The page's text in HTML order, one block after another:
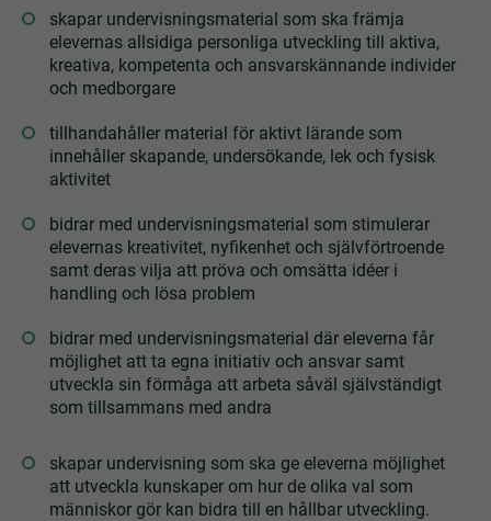
skapar undervisningsmaterial som ska främja
elevernas allsidiga personliga utveckling till aktiva,
kreativa, kompetenta och ansvarskännande individer
och medborgare
tillhandahåller material för aktivt lärande som
innehåller skapande, undersökande, lek och fysisk
aktivitet
bidrar med undervisningsmaterial som stimulerar
elevernas kreativitet, nyfikenhet och självförtroende
samt deras vilja att pröva och omsätta idéer i
handling och lösa problem
bidrar med undervisningsmaterial där eleverna får
möjlighet att ta egna initiativ och ansvar samt
utveckla sin förmåga att arbeta såväl självständigt
som tillsammans med andra
skapar undervisning som ska ge eleverna möjlighet
att utveckla kunskaper om hur de olika val som
människor gör kan bidra till en hållbar utveckling.